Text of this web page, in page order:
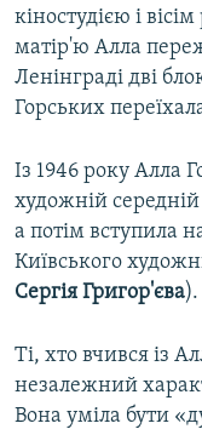
кіностудією і
матір'ю Алла
Ленінграді дві
Горських
Із 1946 року Алла
художній
а потім вступила
Київського
Сергія Григор'єва).
Ті, хто вчився із
незалежний
Вона уміла бути